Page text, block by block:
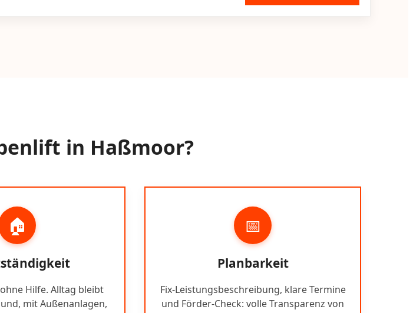
in Haßmoor?
🏠
Hilfe. Alltag bleibt
mit Außenanlagen,
📅
Planbarkeit
Fix-Leistungsbeschreibung, klare Termine
und Förder-Check: volle Transparenz von